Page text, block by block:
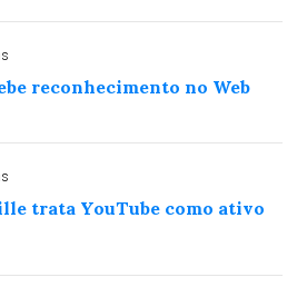
reconhecimento no Web
trata YouTube como ativo